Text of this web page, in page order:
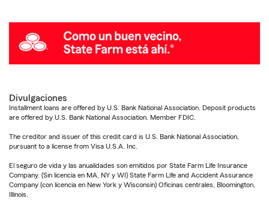
Divulgaciones
Installment loans are offered by U.S. Bank National Association. Deposit products
are offered by U.S. Bank National Association. Member FDIC.
The creditor and issuer of this credit card is U.S. Bank National Association,
pursuant to a license from Visa U.S.A. Inc.
El seguro de vida y las anualidades son emitidos por State Farm Life Insurance
Company. (Sin licencia en MA, NY y WI) State Farm Life and Accident Assurance
Company (con licencia en New York y Wisconsin) Oficinas centrales, Bloomington,
Illinois.